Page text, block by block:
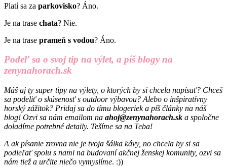
Platí sa za parkovisko? Áno.
Je na trase chata? Nie.
Je na trase prameň s vodou? Áno.
Podeľ sa o svoj tip na výlet, a píš blogy na
zenynahorach.sk
Máš aj ty super tipy na výlety, o ktorých by si chcela napísať? Chceš
sa podeliť o skúsenosť s outdoor výbavou? Alebo o inšpiratívny
horský zážitok? Pridaj sa do tímu blogeriek a píš články na náš
blog! Ozvi sa nám emailom na ahoj@zenynahorach.sk a spoločne
doladíme potrebné detaily. Tešíme sa na Teba!
A ak písanie zrovna nie je tvoja šálka kávy, no chcela by si sa
podieľať spolu s nami na budovaní akčnej ženskej komunity, ozvi sa
nám tiež a určite niečo vymyslíme. :))